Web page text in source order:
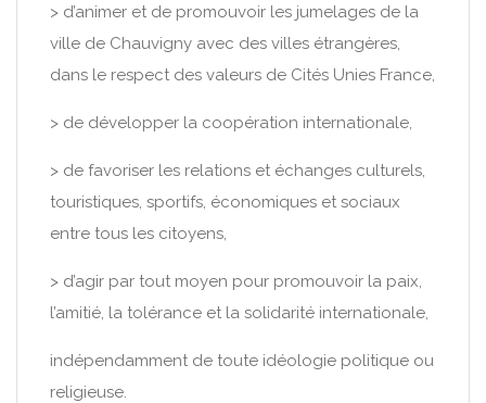
> d’animer et de promouvoir les jumelages de la
ville de Chauvigny avec des villes étrangères,
dans le respect des valeurs de Cités Unies France,
> de développer la coopération internationale,
> de favoriser les relations et échanges culturels,
touristiques, sportifs, économiques et sociaux
entre tous les citoyens,
> d’agir par tout moyen pour promouvoir la paix,
l’amitié, la tolérance et la solidarité internationale,
indépendamment de toute idéologie politique ou
religieuse.